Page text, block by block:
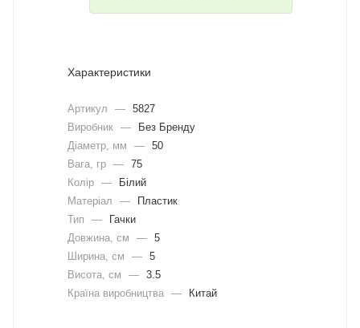
Характеристики
Артикул — 5827
Виробник —
Без Бренду
Діаметр, мм
— 50
Вага, гр — 75
Колір —
Білий
Матеріал
—
Пластик
Тип
—
Гачки
Довжина, cм
— 5
Ширина, cм
— 5
Висота, см
— 3.5
Країна виробництва — Китай